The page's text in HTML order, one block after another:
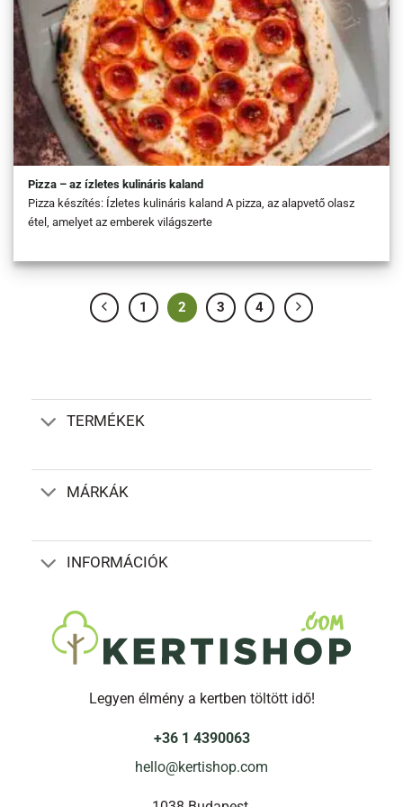
Pizza – az ízletes kulináris kaland
Pizza készítés: Ízletes kulináris kaland A pizza, az alapvető olasz
étel, amelyet az emberek világszerte
1 2 3 4
TERMÉKEK
MÁRKÁK
INFORMÁCIÓK
Legyen élmény a kertben töltött idő!
+36 1 4390063
hello@kertishop.com